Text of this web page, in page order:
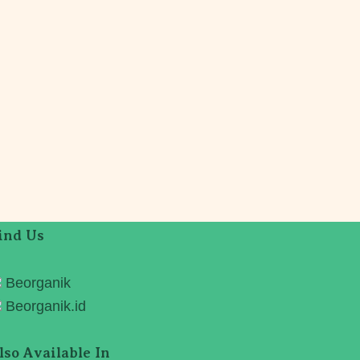
Us
Beorganik
Beorganik.id
Available In